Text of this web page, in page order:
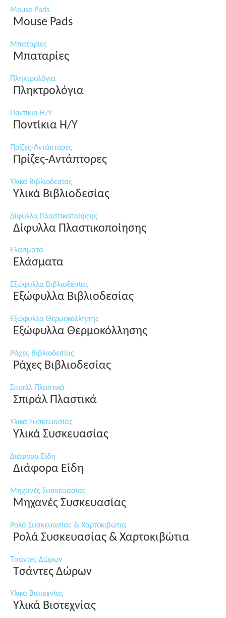
Mouse Pads
Mouse Pads
Μπαταρίες
Μπαταρίες
Πληκτρολόγια
Πληκτρολόγια
Ποντίκια Η/Υ
Ποντίκια Η/Υ
Πρίζες-Αντάπτορες
Πρίζες-Αντάπτορες
Υλικά Βιβλιοδεσίας
Υλικά Βιβλιοδεσίας
Δίφυλλα Πλαστικοποίησης
Δίφυλλα Πλαστικοποίησης
Ελάσματα
Ελάσματα
Εξώφυλλα Βιβλιοδεσίας
Εξώφυλλα Βιβλιοδεσίας
Εξώφυλλα Θερμοκόλλησης
Εξώφυλλα Θερμοκόλλησης
Ράχες Βιβλιοδεσίας
Ράχες Βιβλιοδεσίας
Σπιράλ Πλαστικά
Σπιράλ Πλαστικά
Υλικά Συσκευασίας
Υλικά Συσκευασίας
Διάφορα Είδη
Διάφορα Είδη
Μηχανές Συσκευασίας
Μηχανές Συσκευασίας
Ρολά Συσκευασίας & Χαρτοκιβώτια
Ρολά Συσκευασίας & Χαρτοκιβώτια
Τσάντες Δώρων
Τσάντες Δώρων
Υλικά Βιοτεχνίας
Υλικά Βιοτεχνίας